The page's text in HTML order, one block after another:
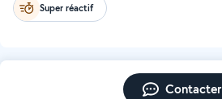
Super réactif
Contacter